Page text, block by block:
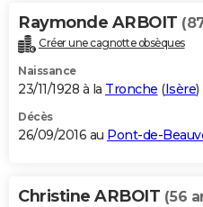
Raymonde ARBOIT
Créer une cagnotte obsèques
Naissance
23/11/1928 à la Tronche (Isère)
Décès
26/09/2016 au Pont-de-
Christine ARBOIT (56